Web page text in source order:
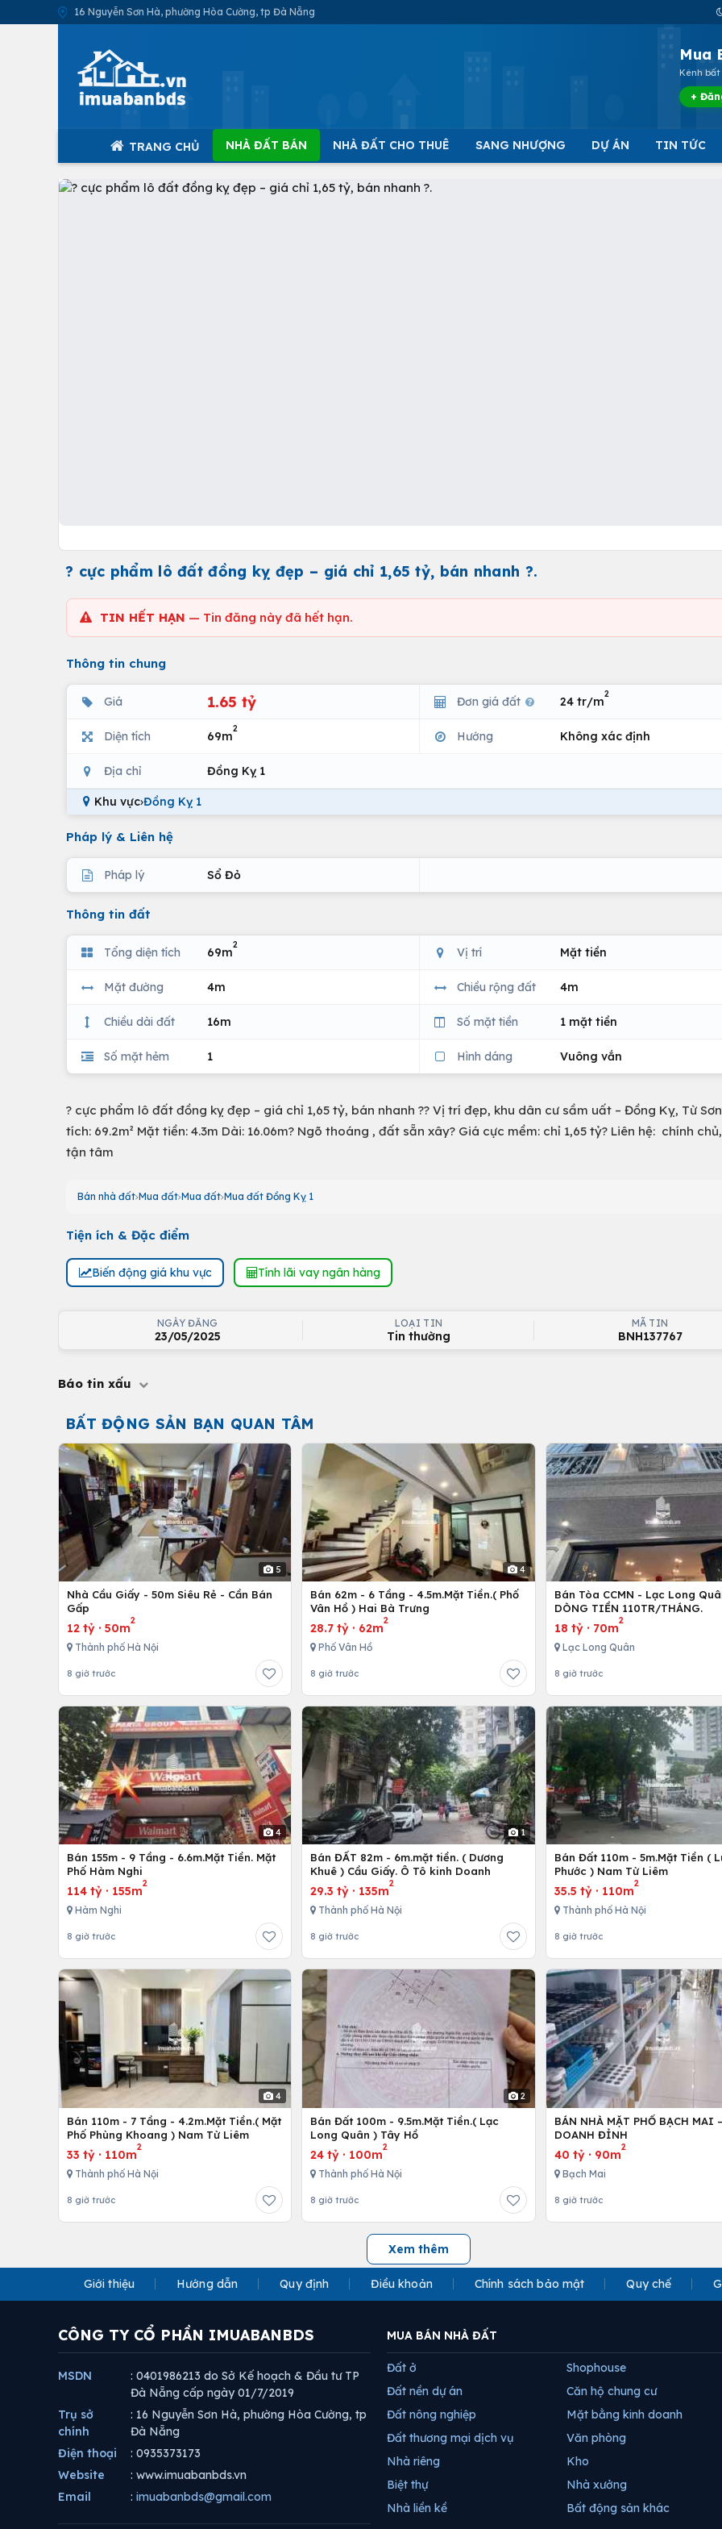
16 Nguyễn Sơn Hà, phường Hòa Cường, tp Đà Nẵng
Mua
Kênh bất
+
TRANG CHỦ NHÀ ĐẤT BÁN NHÀ ĐẤT CHO THUÊ SANG NHƯỢNG DỰ ÁN TIN TỨC
? cực phẩm lô đất đồng kỵ đẹp – giá chỉ 1,65 tỷ, bán nhanh ?.
TIN HẾT HẠN — Tin đăng này đã hết hạn.
Thông tin chung
Giá 1.65 tỷ Đơn giá đất 24 tr/m
2
Diện tích 69m
2
Hướng Không xác định
Địa chỉ Đồng Kỵ 1
Khu vực›Đồng Kỵ 1
Pháp lý & Liên hệ
Pháp lý Sổ Đỏ
Thông tin đất
Tổng diện tích 69m
2
Vị trí Mặt tiền
Mặt đường 4m Chiều rộng đất 4m
Chiều dài đất 16m Số mặt tiền 1 mặt tiền
Số mặt hẻm 1 Hình dáng Vuông vắn
? cực phẩm lô đất đồng kỵ đẹp – giá chỉ 1,65 tỷ, bán nhanh ?? Vị trí đẹp, khu dân cư sầm uất – Đồng Kỵ, Từ
tích: 69.2m² Mặt tiền: 4.3m Dài: 16.06m? Ngõ thoáng , đất sẵn xây? Giá cực mềm: chỉ 1,65 tỷ? Liên hệ: chính
tận tâm
Bán nhà đất Mua đất Mua đất Mua đất Đồng Kỵ 1
Tiện ích & Đặc điểm
Biến động giá khu vực Tính lãi vay ngân hàng
NGÀY ĐĂNG
23/05/2025
LOẠI TIN
Tin thường
MÃ TIN
BNH137767
Báo tin xấu
BẤT ĐỘNG SẢN BẠN QUAN TÂM
5
Nhà Cầu Giấy - 50m Siêu Rẻ - Cần Bán
Gấp
12 tỷ · 50m
2
Thành phố Hà Nội
8 giờ trước
4
Bán 62m - 6 Tầng - 4.5m.Mặt Tiền.( Phố
Vân Hồ ) Hai Bà Trưng
28.7 tỷ · 62m
2
Phố Vân Hồ
8 giờ trước
Bán Tòa CCMN - Lạc Long
DÒNG TIỀN 110TR/THÁNG.
18 tỷ· 70m
2
Lạc Long Quân
8 giờ trước
4
Bán 155m - 9 Tầng - 6.6m.Mặt Tiền. Mặt
Phố Hàm Nghi
114 tỷ · 155m
2
Hàm Nghi
8 giờ trước
1
Bán ĐẤT 82m - 6m.mặt tiền. ( Dương
Khuê ) Cầu Giấy. Ô Tô kinh Doanh
29.3 tỷ · 135m
2
Thành phố Hà Nội
8 giờ trước
Bán Đất 110m - 5m.Mặt Tiền (
Phước ) Nam Từ Liêm
35.5 tỷ· 110m
2
Thành phố Hà Nội
8 giờ trước
4
Bán 110m - 7 Tầng - 4.2m.Mặt Tiền.( Mặt
Phố Phùng Khoang ) Nam Từ Liêm
33 tỷ · 110m
2
Thành phố Hà Nội
8 giờ trước
2
Bán Đất 100m - 9.5m.Mặt Tiền.( Lạc
Long Quân ) Tây Hồ
24 tỷ · 100m
2
Thành phố Hà Nội
8 giờ trước
BÁN NHÀ MẶT PHỐ BẠCH MAI
DOANH ĐỈNH
40 tỷ· 90m
2
Bạch Mai
8 giờ trước
Xem thêm
Giới thiệu Hướng dẫn Quy định Điều khoản Chính sách bảo mật Quy chế
CÔNG TY CỔ PHẦN IMUABANBDS
MSDN
: 0401986213 do Sở Kế hoạch & Đầu tư TP
Đà Nẵng cấp ngày 01/7/2019
Trụ sở
chính
: 16 Nguyễn Sơn Hà, phường Hòa Cường, tp
Đà Nẵng
Điện thoại
: 0935373173
Website
: www.imuabanbds.vn
Email
: imuabanbds@gmail.com
MUA BÁN NHÀ ĐẤT
Đất ở
Đất nền dự án
Đất nông nghiệp
Đất thương mại dịch vụ
Nhà riêng
Biệt thự
Nhà liền kề
Shophouse
Căn hộ chung cư
Mặt bằng kinh doanh
Văn phòng
Kho
Nhà xưởng
Bất động sản khác